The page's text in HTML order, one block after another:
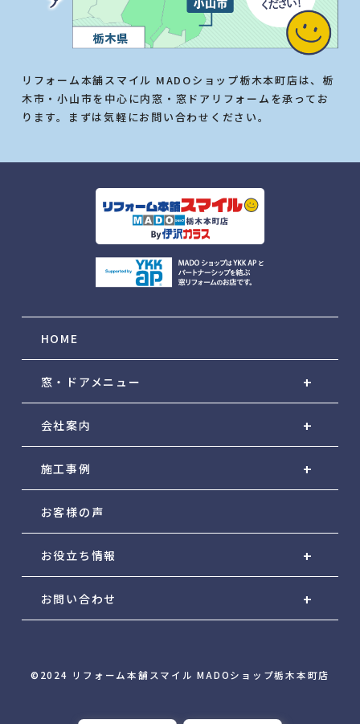
リフォーム本舗スマイル MADOショップ栃木本町店は、栃
木市・小山市を中心に内窓・窓ドアリフォームを承ってお
ります。まずは気軽にお問い合わせください。
HOME
窓・ドアメニュー
会社案内
施工事例
お客様の声
お役立ち情報
お問い合わせ
©2024 リフォーム本舗スマイル MADOショップ栃木本町店